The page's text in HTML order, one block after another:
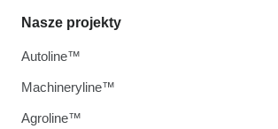
Nasze projekty
Autoline™
Machineryline™
Agroline™